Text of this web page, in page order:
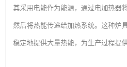
其采用电能作为能源，通过电加热器
然后将热能传递给加热系统。这种炉
稳定地提供大量热能，为生产过程提